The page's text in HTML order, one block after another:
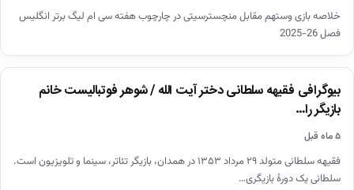
خلاصه بازی وستهم مقابل منچسترسیتی در چارچوب هفته سی ام لیگ برتر انگلیس
فصل 26-2025
بیوگرافی فقیهه سلطانی دختر آیت الله / شوهر فوتبالیست خانم
بازیگر را…
۵ ماه قبل
فقیهه سلطانی متولد ۲۹ مرداد ۱۳۵۳ در همدان، بازیگر تئاتر، سینما و تلویزیون است.
سلطانی یک دورهٔ بازیگری…